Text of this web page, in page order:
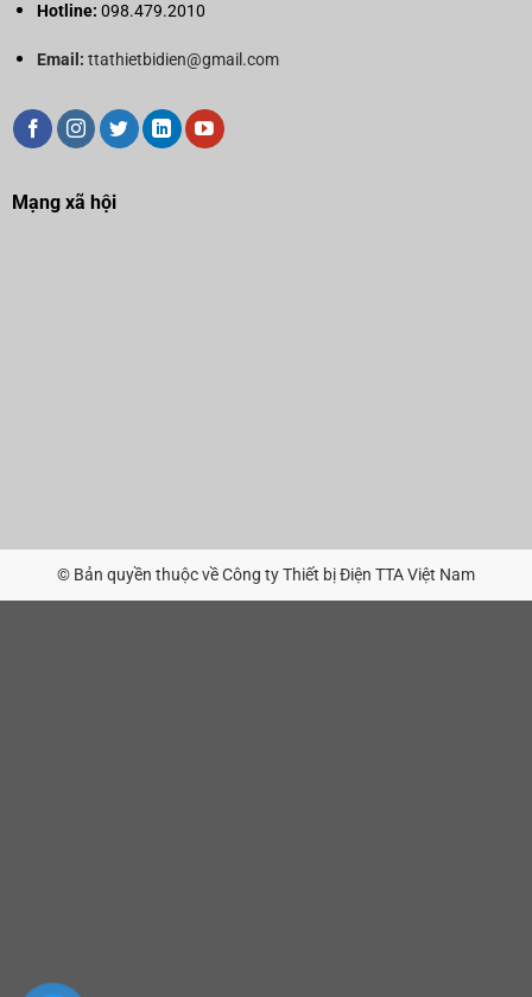
Hotline: 098.479.2010
Email: ttathietbidien@gmail.com
Mạng xã hội
© Bản quyền thuộc về Công ty Thiết bị Điện TTA Việt Nam